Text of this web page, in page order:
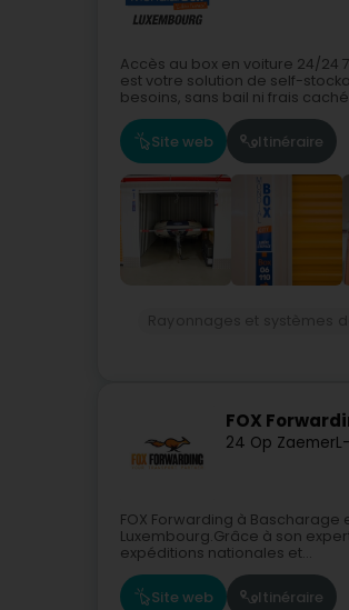
Accès au box en voiture 24/24
est votre solution de self-
besoins, sans bail ni frais
Site web Itinéraire
FOX
24 Op Zaemer
FOX Forwarding à
Luxembourg.Grâce à son
expéditions nationales et...
Site web Itinéraire